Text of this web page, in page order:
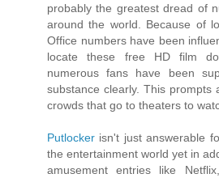
probably the greatest dread of
around the world. Because of
Office numbers have been
locate these free HD film
numerous fans have been
substance clearly. This
crowds that go to theaters to
Putlocker isn't just answerable
the entertainment world yet in
amusement entries like